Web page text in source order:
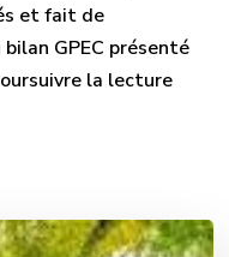
et fait de
GPEC présenté
la lecture